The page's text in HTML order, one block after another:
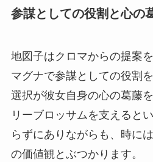
参謀としての役割と心の
地図子はクロマからの提案
マグナで参謀としての役割
選択が彼女自身の心の葛藤
リーブロッサムを支えると
らずにありながらも、時に
の価値観とぶつかります。